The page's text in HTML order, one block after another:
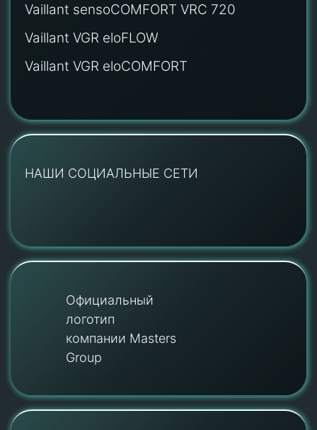
Vaillant sensoCOMFORT VRC 720
Vaillant VGR eloFLOW
Vaillant VGR eloCOMFORT
НАШИ СОЦИАЛЬНЫЕ СЕТИ
Официальный
логотип
компании Masters
Group